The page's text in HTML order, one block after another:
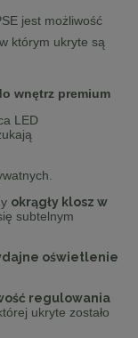
jest możliwość
którym ukryte są
wnętrz premium
LED
okrągły klosz w
subtelnym
oświetlenie
regulowania
ukryte zostało